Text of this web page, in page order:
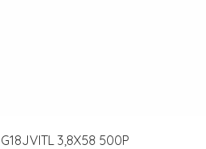
3,8X58 500P